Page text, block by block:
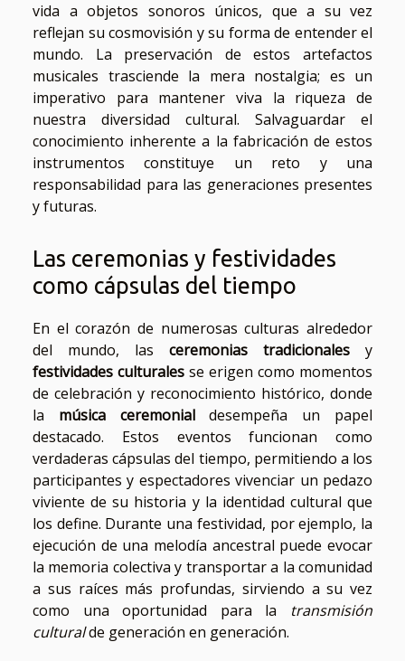
vida a objetos sonoros únicos, que a su vez
reflejan su cosmovisión y su forma de entender el
mundo. La preservación de estos artefactos
musicales trasciende la mera nostalgia; es un
imperativo para mantener viva la riqueza de
nuestra diversidad cultural. Salvaguardar el
conocimiento inherente a la fabricación de estos
instrumentos constituye un reto y una
responsabilidad para las generaciones presentes
y futuras.
Las ceremonias y festividades
como cápsulas del tiempo
En el corazón de numerosas culturas alrededor
del mundo, las ceremonias tradicionales y
festividades culturales se erigen como momentos
de celebración y reconocimiento histórico, donde
la música ceremonialdesempeña un papel
destacado. Estos eventos funcionan como
verdaderas cápsulas del tiempo, permitiendo a los
participantes y espectadores vivenciar un pedazo
viviente de su historia y la identidad cultural que
los define. Durante una festividad, por ejemplo, la
ejecución de una melodía ancestral puede evocar
la memoria colectiva y transportar a la comunidad
a sus raíces más profundas, sirviendo a su vez
como una oportunidad para la transmisión
culturalde generación en generación.